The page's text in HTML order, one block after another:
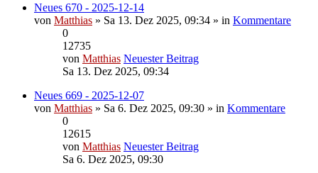
Neues 670 - 2025-12-14
von Matthias » Sa 13. Dez 2025, 09:34 » in Kommentare
0
12735
von Matthias Neuester Beitrag
Sa 13. Dez 2025, 09:34
Neues 669 - 2025-12-07
von Matthias » Sa 6. Dez 2025, 09:30 » in Kommentare
0
12615
von Matthias Neuester Beitrag
Sa 6. Dez 2025, 09:30